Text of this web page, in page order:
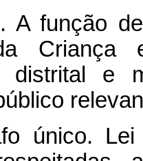
. A função
Criança
distrital e
único.